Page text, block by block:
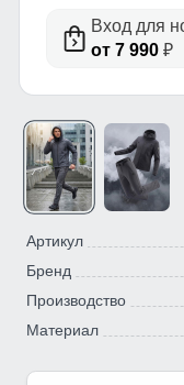
Вход для
от 7 990₽
Артикул
Бренд
Производство
Материал